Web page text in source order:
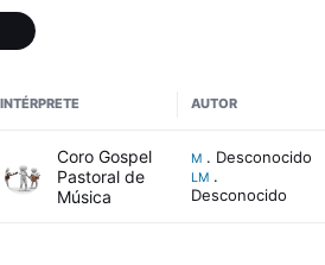
INTÉRPRETE AUTOR
Coro Gospel
Pastoral de
Música
M . Desconocido
LM .
Desconocido